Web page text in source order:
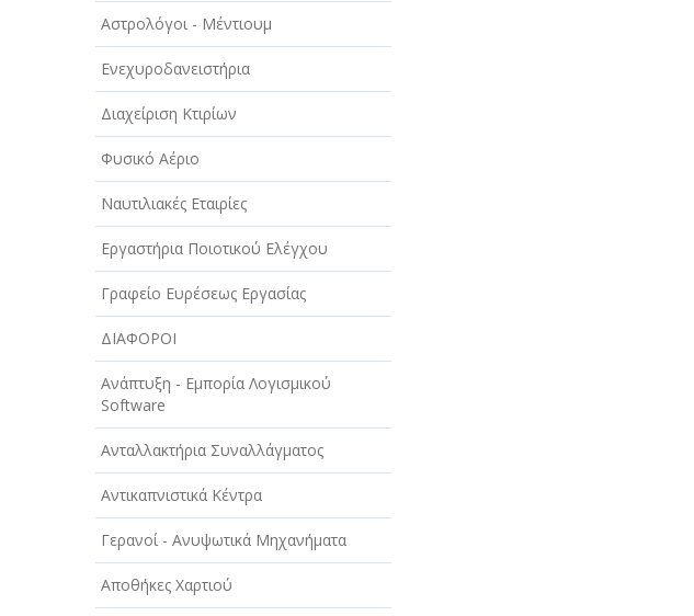
Αστρολόγοι - Μέντιουμ
Ενεχυροδανειστήρια
Διαχείριση Κτιρίων
Φυσικό Αέριο
Ναυτιλιακές Εταιρίες
Εργαστήρια Ποιοτικού Ελέγχου
Γραφείο Ευρέσεως Εργασίας
ΔΙΑΦΟΡΟΙ
Ανάπτυξη - Εμπορία Λογισμικού
Software
Ανταλλακτήρια Συναλλάγματος
Αντικαπνιστικά Κέντρα
Γερανοί - Ανυψωτικά Μηχανήματα
Αποθήκες Χαρτιού